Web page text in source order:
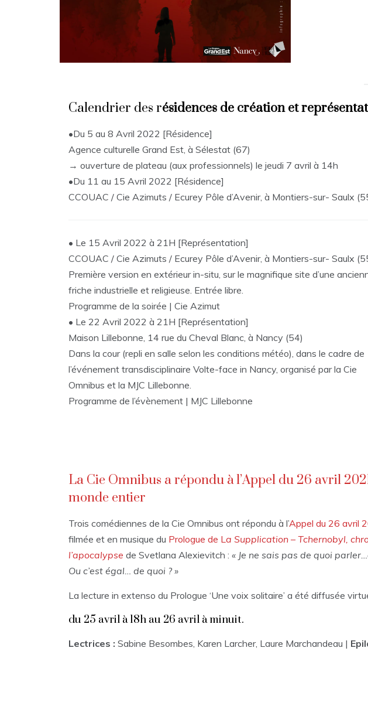
Calendrier des résidences de création et
•Du 5 au 8 Avril 2022 [Résidence]
Agence culturelle Grand Est, à Sélestat (67)
→ ouverture de plateau (aux professionnels) le jeudi 7 avril à 14h
•Du 11 au 15 Avril 2022 [Résidence]
CCOUAC / Cie Azimuts / Ecurey Pôle d’Avenir, à Montiers-sur- Saulx
• Le 15 Avril 2022 à 21H [Représentation]
CCOUAC / Cie Azimuts / Ecurey Pôle d’Avenir, à Montiers-sur- Saulx
Première version en extérieur in-situ, sur le magnifique site d’une
friche industrielle et religieuse. Entrée libre.
Programme de la soirée | Cie Azimut
• Le 22 Avril 2022 à 21H [Représentation]
Maison Lillebonne, 14 rue du Cheval Blanc, à Nancy (54)
Dans la cour (repli en salle selon les conditions météo), dans le cadre de
l’événement transdisciplinaire Volte-face in Nancy, organisé par la Cie
Omnibus et la MJC Lillebonne.
Programme de l’évènement | MJC Lillebonne
La Cie Omnibus a répondu à l’Appel du 26 avril
monde entier
Trois comédiennes de la Cie Omnibus ont répondu à l’Appel du 26 avril
filmée et en musique du Prologue de L a Supplication – Tchernobyl,
l’apocalypse de Svetlana Alexievitch : « Je ne sais pas de quoi
Ou c’est égal… de quoi ? »
La lecture in extenso du Prologue ‘Une voix solitaire’ a été diffusée
du 25 avril à 18h au 26 avril à minuit.
Lectrices : Sabine Besombes, Karen Larcher, Laure Marchandeau |